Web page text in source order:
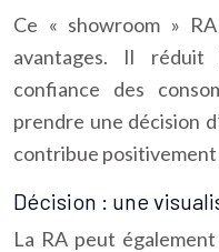
Ce « showroom »
avantages. Il réduit
confiance des
prendre une décision
contribue positivement
Décision : une
La RA peut